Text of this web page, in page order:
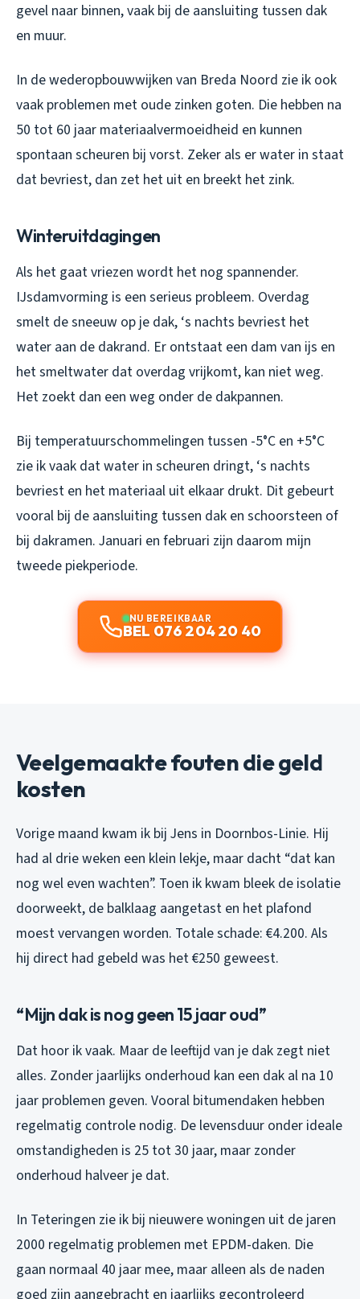
gevel naar binnen, vaak bij de aansluiting tussen dak
en muur.
In de wederopbouwwijken van Breda Noord zie ik ook
vaak problemen met oude zinken goten. Die hebben na
50 tot 60 jaar materiaalvermoeidheid en kunnen
spontaan scheuren bij vorst. Zeker als er water in staat
dat bevriest, dan zet het uit en breekt het zink.
Winteruitdagingen
Als het gaat vriezen wordt het nog spannender.
IJsdamvorming is een serieus probleem. Overdag
smelt de sneeuw op je dak, ‘s nachts bevriest het
water aan de dakrand. Er ontstaat een dam van ijs en
het smeltwater dat overdag vrijkomt, kan niet weg.
Het zoekt dan een weg onder de dakpannen.
Bij temperatuurschommelingen tussen -5°C en +5°C
zie ik vaak dat water in scheuren dringt, ‘s nachts
bevriest en het materiaal uit elkaar drukt. Dit gebeurt
vooral bij de aansluiting tussen dak en schoorsteen of
bij dakramen. Januari en februari zijn daarom mijn
tweede piekperiode.
NU BEREIKBAAR
BEL 076 204 20 40
Veelgemaakte fouten die geld
kosten
Vorige maand kwam ik bij Jens in Doornbos-Linie. Hij
had al drie weken een klein lekje, maar dacht “dat kan
nog wel even wachten”. Toen ik kwam bleek de isolatie
doorweekt, de balklaag aangetast en het plafond
moest vervangen worden. Totale schade: €4.200. Als
hij direct had gebeld was het €250 geweest.
“Mijn dak is nog geen 15 jaar oud”
Dat hoor ik vaak. Maar de leeftijd van je dak zegt niet
alles. Zonder jaarlijks onderhoud kan een dak al na 10
jaar problemen geven. Vooral bitumendaken hebben
regelmatig controle nodig. De levensduur onder ideale
omstandigheden is 25 tot 30 jaar, maar zonder
onderhoud halveer je dat.
In Teteringen zie ik bij nieuwere woningen uit de jaren
2000 regelmatig problemen met EPDM-daken. Die
gaan normaal 40 jaar mee, maar alleen als de naden
goed zijn aangebracht en jaarlijks gecontroleerd